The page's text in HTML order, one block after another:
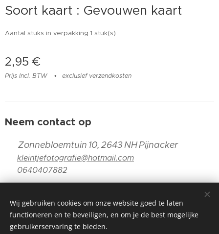
Soort kaart : Gevouwen kaart
Aantal stuks in verpakking 1 stuk(s)
2,95 €
Prijs Incl. BTW exclusief verzendkosten
Neem contact op
Zonnebloemtuin 10, 2643 NH Pijnacker
kleintjefotografie@hotmail.com
0640407882
KvK 80040640
Kleintje fotografie 2024
Wij gebruiken cookies om onze website goed te laten
functioneren en te beveiligen, en om je de best mogelijke
gebruikerservaring te bieden.